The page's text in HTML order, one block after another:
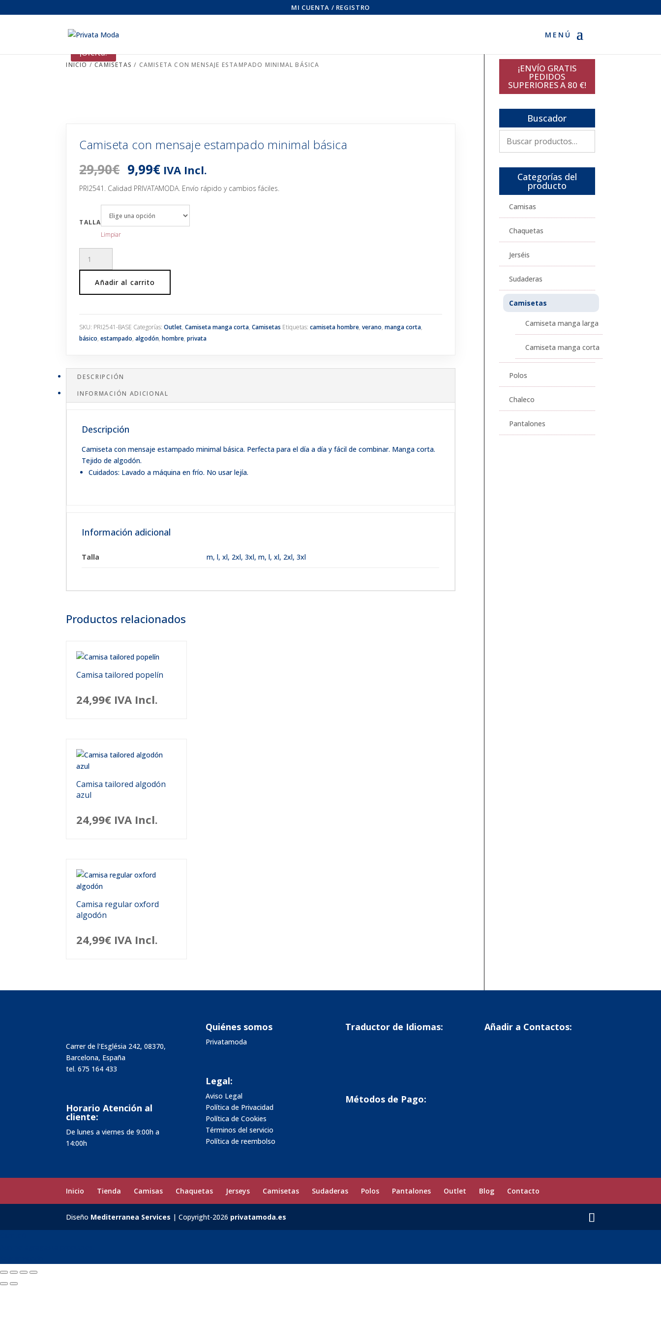
MI CUENTA / REGISTRO
INICIO /CAMISETAS / CAMISETA CON MENSAJE ESTAMPADO MINIMAL BÁSICA
¡Oferta!
Camiseta con mensaje estampado minimal básica
29,90€ El
precio
original
era:
29,90€.
9,99€El
precio
actual
es:
9,99€.
IVA Incl.
PRI2541. Calidad PRIVATAMODA. Envío rápido y cambios fáciles.
TALLA
Limpiar
con
estampado
Añadir al carrito
SKU: PRI2541-BASE Categorías:Outlet,Camiseta manga corta,Camisetas Etiquetas:camiseta hombre,verano,manga corta,
básico,estampado,algodón,hombre,privata
DESCRIPCIÓN
INFORMACIÓN ADICIONAL
Descripción
Camiseta con mensaje estampado minimal básica. Perfecta para el día a día y fácil de combinar. Manga corta.
Tejido de algodón.
Cuidados: Lavado a máquina en frío. No usar lejía.
Información adicional
Talla m,l,xl, 2xl,3xl,m, l, xl, 2xl, 3xl
Productos relacionados
Camisa tailored popelín
24,99€ IVA Incl.
Camisa tailored algodón
azul
24,99€ IVA Incl.
Camisa regular oxford
algodón
24,99€ IVA Incl.
¡ENVÍO GRATIS
PEDIDOS
SUPERIORES A 80 €!
Buscador
por:
Categorías del
producto
Camisas
Chaquetas
Jerséis
Sudaderas
Camisetas
Camiseta manga larga
Camiseta manga corta
Polos
Chaleco
Pantalones
Carrer de l'Església 242, 08370,
Barcelona, España
tel.675 164 433
Horario Atención al
cliente:
De lunes a viernes de 9:00h a
14:00h
Quiénes somos
Privatamoda
Legal:
Aviso Legal
Política de Privacidad
Política de Cookies
Términos del servicio
Política de reembolso
Traductor de Idiomas:
Métodos de Pago:
Añadir a Contactos:
Inicio Tienda Camisas Chaquetas Jerseys Camisetas Sudaderas Polos Pantalones Outlet Blog Contacto
Diseño Mediterranea Services | Copyright-2026 privatamoda.es